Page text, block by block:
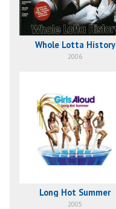
Whole Lotta History
2006
Long Hot Summer
2005